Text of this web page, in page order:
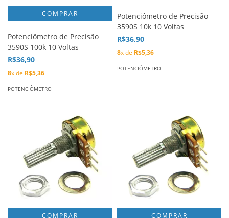
Potenciômetro de Precisão
3590S 100k 10 Voltas
R$36,90
8x de R$5,36
POTENCIÔMETRO
Potenciômetro de Precisão
3590S 10k 10 Voltas
R$36,90
8x de R$5,36
POTENCIÔMETRO